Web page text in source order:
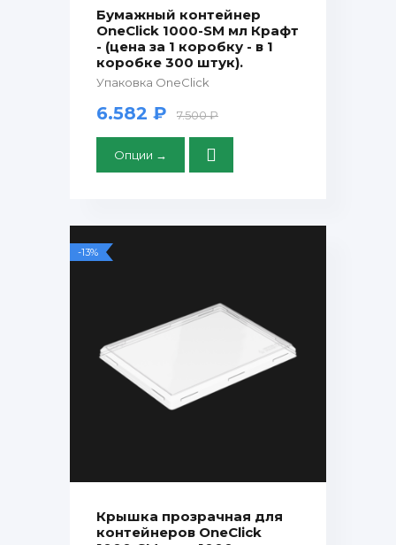
Бумажный контейнер
OneClick 1000-SM мл Крафт
- (цена за 1 коробку - в 1
коробке 300 штук).
Упаковка OneClick
6.582 ₽ 7.500 ₽
Опции →
-13%
Крышка прозрачная для
контейнеров OneClick